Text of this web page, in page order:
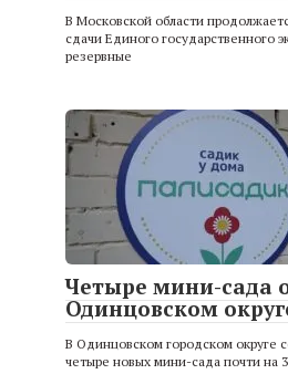
В Московской области
сдачи Единого государственного
резервные
Четыре мини-сада
Одинцовском
В Одинцовском городском округе
четыре новых мини-сада почти на